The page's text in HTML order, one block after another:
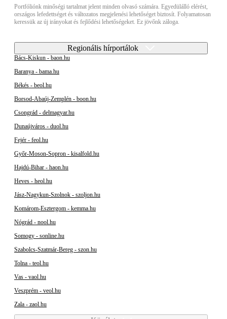
Portfóliónk minőségi tartalmat jelent minden olvasó számára. Egyedülálló elérést,
országos lefedettséget és változatos megjelenési lehetőséget biztosít. Folyamatosan
keressük az új irányokat és fejlődési lehetőségeket. Ez jövőnk záloga.
Regionális hírportálok
Bács-Kiskun - baon.hu
Baranya - bama.hu
Békés - beol.hu
Borsod-Abaúj-Zemplén - boon.hu
Csongrád - delmagyar.hu
Dunaújváros - duol.hu
Fejér - feol.hu
Győr-Moson-Sopron - kisalfold.hu
Hajdú-Bihar - haon.hu
Heves - heol.hu
Jász-Nagykun-Szolnok - szoljon.hu
Komárom-Esztergom - kemma.hu
Nógrád - nool.hu
Somogy - sonline.hu
Szabolcs-Szatmár-Bereg - szon.hu
Tolna - teol.hu
Vas - vaol.hu
Veszprém - veol.hu
Zala - zaol.hu